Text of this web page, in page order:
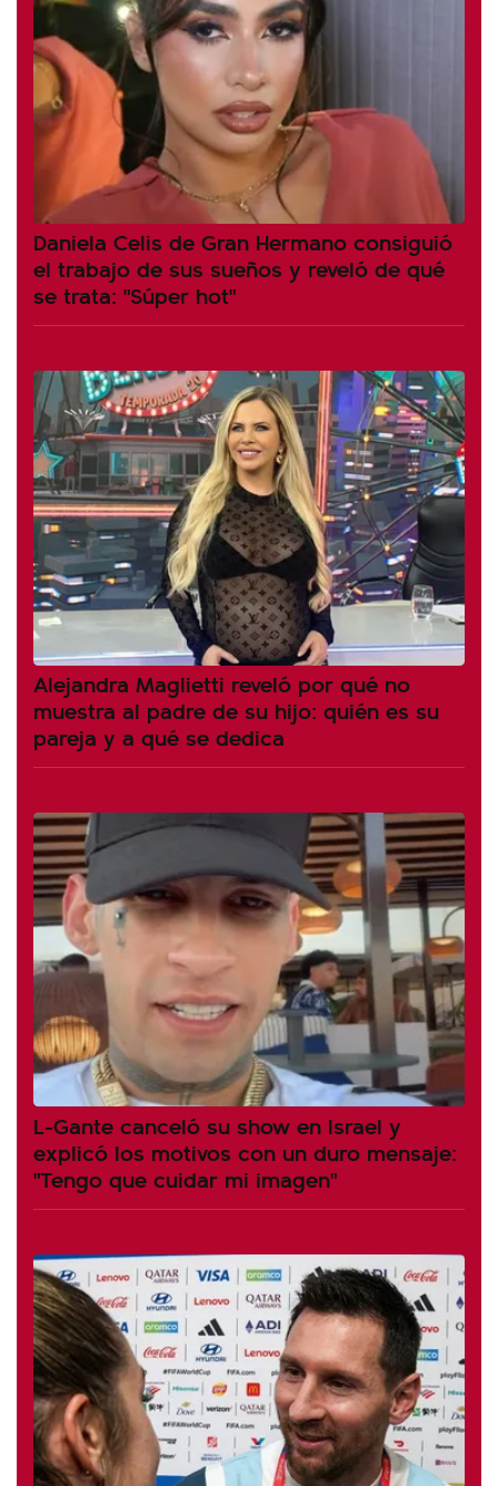
Daniela Celis de Gran Hermano consiguió
el trabajo de sus sueños y reveló de qué
se trata: "Súper hot"
Alejandra Maglietti reveló por qué no
muestra al padre de su hijo: quién es su
pareja y a qué se dedica
L-Gante canceló su show en Israel y
explicó los motivos con un duro mensaje:
"Tengo que cuidar mi imagen"